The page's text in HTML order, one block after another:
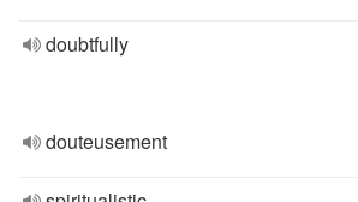
doubtfully
douteusement